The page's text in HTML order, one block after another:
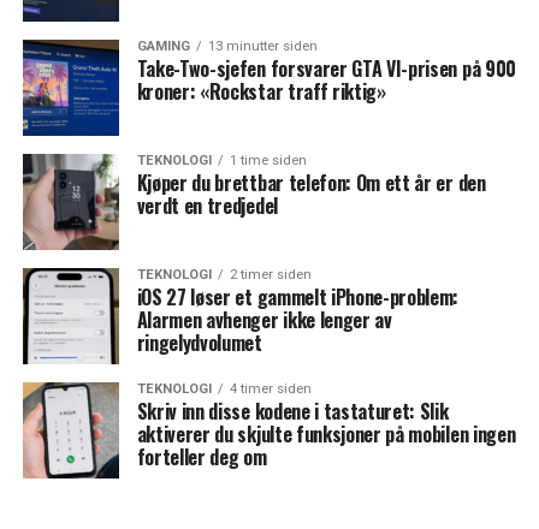
GAMING 13 minutter siden
Take-Two-sjefen forsvarer GTA VI-prisen på 900
kroner: «Rockstar traff riktig»
TEKNOLOGI 1 time siden
Kjøper du brettbar telefon: Om ett år er den
verdt en tredjedel
TEKNOLOGI 2 timer siden
iOS 27 løser et gammelt iPhone-problem:
Alarmen avhenger ikke lenger av
ringelydvolumet
TEKNOLOGI 4 timer siden
Skriv inn disse kodene i tastaturet: Slik
aktiverer du skjulte funksjoner på mobilen ingen
forteller deg om